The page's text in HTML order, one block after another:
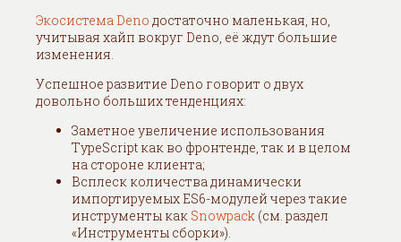
Экосистема Deno достаточно маленькая, но,
учитывая хайп вокруг Deno, её ждут большие
изменения.
Успешное развитие Deno говорит о двух
довольно больших тенденциях:
Заметное увеличение использования
TypeScript как во фронтенде, так и в целом
на стороне клиента;
Всплеск количества динамически
импортируемых ES6-модулей через такие
инструменты как Snowpack (см. раздел
«Инструменты сборки»).